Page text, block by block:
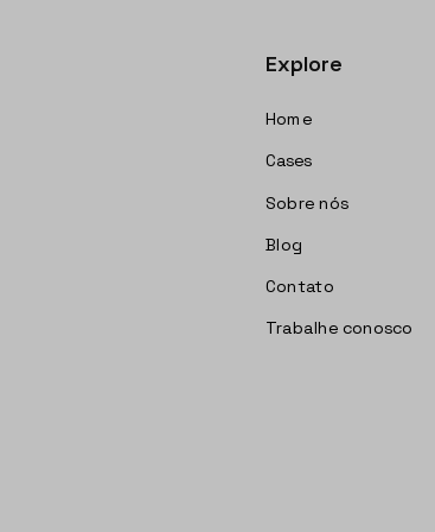
Explore
Home
Cases
Sobre nós
Blog
Contato
Trabalhe conosco